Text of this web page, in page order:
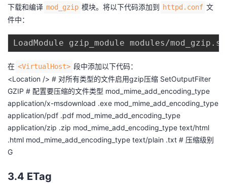
下载和编译 mod_gzip 模块。将以下代码添加到 httpd.conf 文
件中：
在 <VirtualHost> 段中添加以下代码：
<Location /> # 对所有类型的文件启用gzip压缩 SetOutputFilter
GZIP # 配置要压缩的文件类型 mod_mime_add_encoding_type
application/x-msdownload .exe mod_mime_add_encoding_type
application/pdf .pdf mod_mime_add_encoding_type
application/zip .zip mod_mime_add_encoding_type text/html
.html mod_mime_add_encoding_type text/plain .txt # 压缩级别
G
3.4 ETag